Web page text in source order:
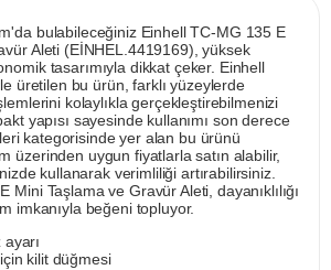
bulabileceğiniz Einhell TC-MG 135 E
Aleti (EİNHEL.4419169), yüksek
tasarımıyla dikkat çeker. Einhell
üretilen bu ürün, farklı yüzeylerde
kolaylıkla gerçekleştirebilmenizi
yapısı sayesinde kullanımı son derece
kategorisinde yer alan bu ürünü
üzerinden uygun fiyatlarla satın alabilir,
kullanarak verimliliği artırabilirsiniz.
Mini Taşlama ve Gravür Aleti, dayanıklılığı
imkanıyla beğeni topluyor.
kilit düğmesi